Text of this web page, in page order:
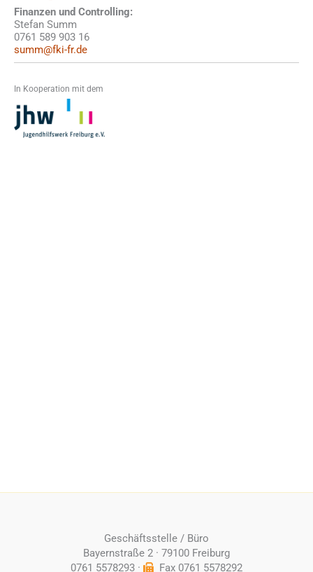
Finanzen und Controlling:
Stefan Summ
0761 589 903 16
summ@fki-fr.de
In Kooperation mit dem
Geschäftsstelle / Büro
Bayernstraße 2 · 79100 Freiburg
0761 5578293 ·
Fax 0761 5578292